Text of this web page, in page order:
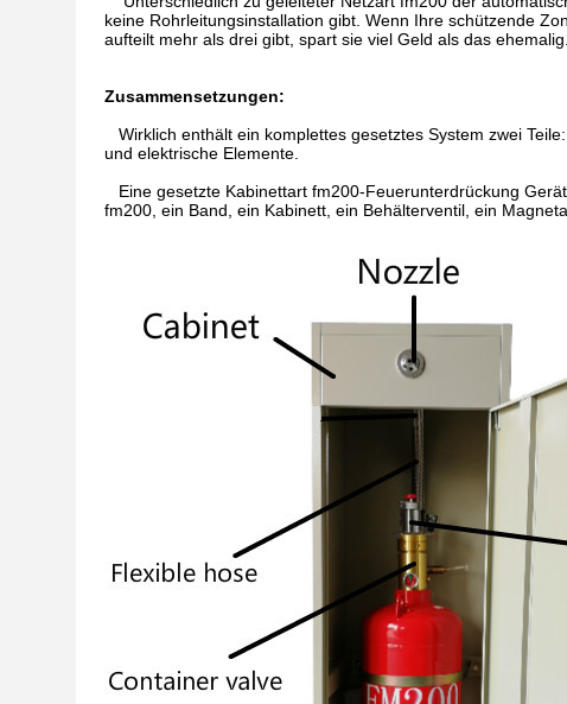
keine Rohrleitungsinstallation gibt. Wenn Ihre schützende
aufteilt mehr als drei gibt, spart sie viel Geld als das ehemalig.
Zusammensetzungen:
Wirklich enthält ein komplettes gesetztes System zwei
und elektrische Elemente.
Eine gesetzte Kabinettart fm200-Feuerunterdrückung
fm200, ein Band, ein Kabinett, ein Behälterventil, ein